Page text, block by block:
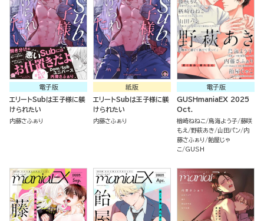
電子版
エリートSubは王子様に躾
けられたい
内藤さふぁり
紙版
エリートSubは王子様に躾
けられたい
内藤さふぁり
電子版
GUSHmaniaEX 2025
Oct.
楢崎ねねこ 鳥海よう子 藤咲
もえ
野萩あき 山田パン 内
藤さふぁり
飴屋じゃ
こ
GUSH